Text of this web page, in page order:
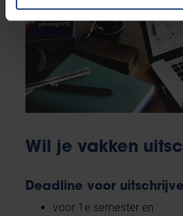
Wil je vakken
Deadline voor
voor 1e semester en